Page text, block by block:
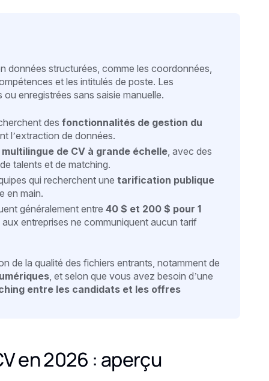
données structurées, comme les coordonnées,
et les intitulés de poste. Les
enregistrées sans saisie manuelle.
des fonctionnalités de gestion du
l’extraction de données.
de CV à grande échelle, avec des
talents et de matching.
qui recherchent une tarification publique
en main.
généralement entre 40 $ et 200 $ pour 1
entreprises ne communiquent aucun tarif
de la qualité des fichiers entrants, notamment de
, et selon que vous avez besoin d’une
entre les candidats et les offres
en 2026 : aperçu